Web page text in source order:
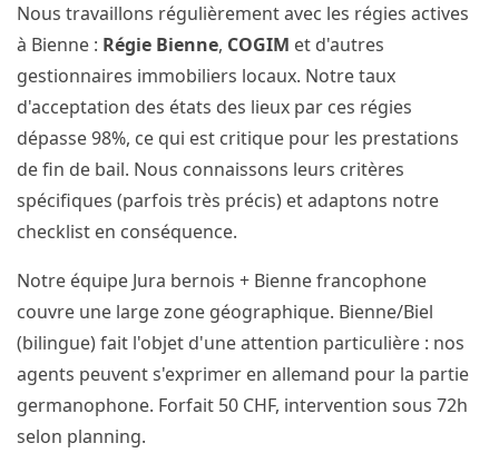
Nous travaillons régulièrement avec les régies actives
à Bienne : Régie Bienne, COGIM et d'autres
gestionnaires immobiliers locaux. Notre taux
d'acceptation des états des lieux par ces régies
dépasse 98%, ce qui est critique pour les prestations
de fin de bail. Nous connaissons leurs critères
spécifiques (parfois très précis) et adaptons notre
checklist en conséquence.
Notre équipe Jura bernois + Bienne francophone
couvre une large zone géographique. Bienne/Biel
(bilingue) fait l'objet d'une attention particulière : nos
agents peuvent s'exprimer en allemand pour la partie
germanophone. Forfait 50 CHF, intervention sous 72h
selon planning.